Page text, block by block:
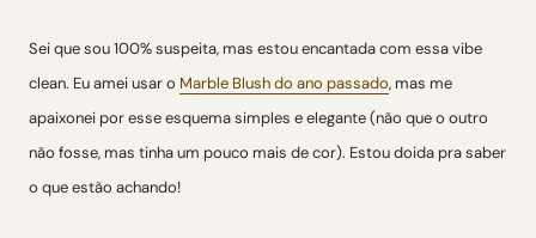
Sei que sou 100% suspeita, mas estou encantada com essa vibe
clean. Eu amei usar o Marble Blush do ano passado, mas me
apaixonei por esse esquema simples e elegante (não que o outro
não fosse, mas tinha um pouco mais de cor). Estou doida pra saber
o que estão achando!